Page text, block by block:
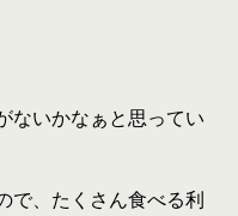
ないかなぁと思ってい
で、たくさん食べる利